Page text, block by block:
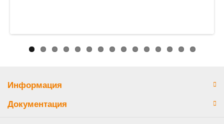
Информация
Документация